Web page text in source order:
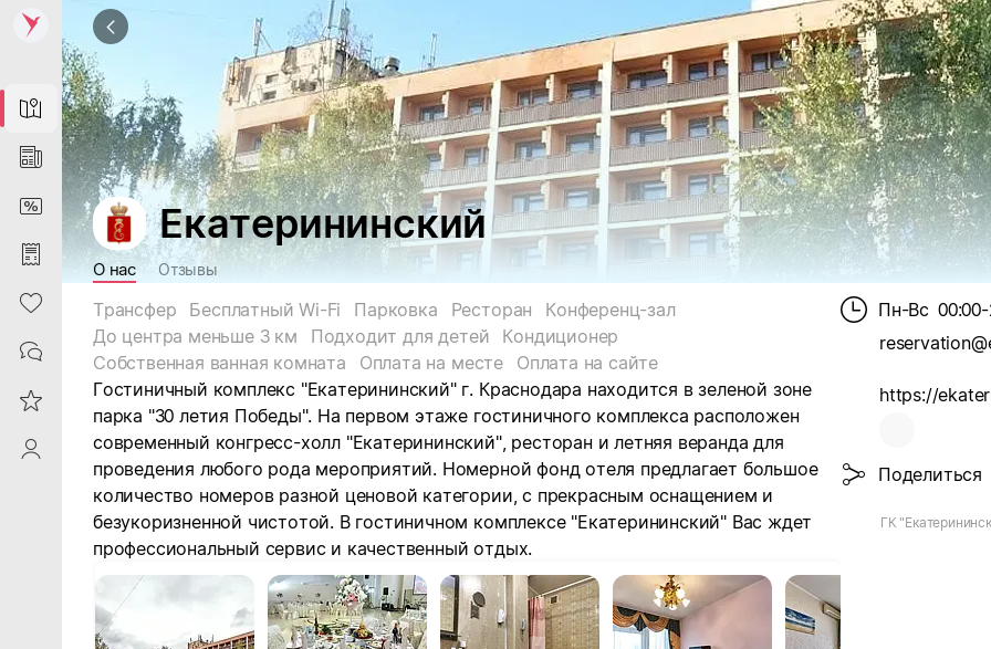
Map
News
DiscountCard
Purchases
Heart
Contacts
Reviews
ProfileSaby
Екатерининский
О нас Отзывы
Трансфер Бесплатный Wi-Fi Парковка Ресторан
Конференц-зал
До центра меньше 3 км
Подходит для детей
Кондиционер
Собственная ванная комната
Оплата на месте
Оплата на сайте
Гостиничный комплекс "Екатерининский" г. Краснодара находится в зеленой зоне
парка "30 летия Победы". На первом этаже гостиничного комплекса расположен
современный конгресс-холл "Екатерининский", ресторан и летняя веранда для
проведения любого рода мероприятий. Номерной фонд отеля предлагает большое
количество номеров разной ценовой категории, с прекрасным оснащением и
безукоризненной чистотой. В гостиничном комплексе "Екатерининский" Вас ждет
профессиональный сервис и качественный отдых.
Пн-Вс
Поделиться
ГК